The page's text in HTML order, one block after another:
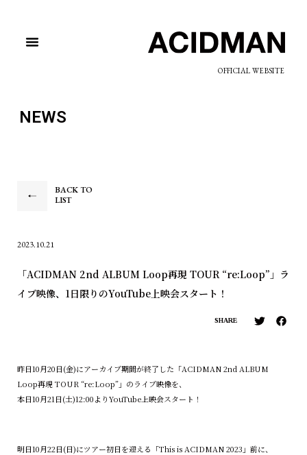
OFFICIAL WEBSITE
NEWS
BACK TO
LIST
2023.10.21
「ACIDMAN 2nd ALBUM Loop再現 TOUR “re:Loop”」ラ
イブ映像、1日限りのYouTube上映会スタート！
SHARE
昨日10月20日(金)にアーカイブ期間が終了した「ACIDMAN 2nd ALBUM
Loop再現 TOUR “re:Loop”」のライブ映像を、
本日10月21日(土)12:00よりYouTube上映会スタート！
明日10月22日(日)にツアー初日を迎える「This is ACIDMAN 2023」前に、